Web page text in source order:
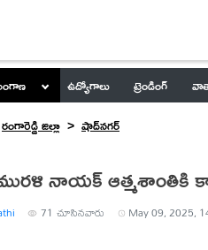
ఉద్యోగాలు ట్రెండింగ్
రంగారెడ్డి జిల్లా షాద్‌నగర్
నాయక్ ఆత్మశాంతికి
71 చూసినవారు May 09, 2025,